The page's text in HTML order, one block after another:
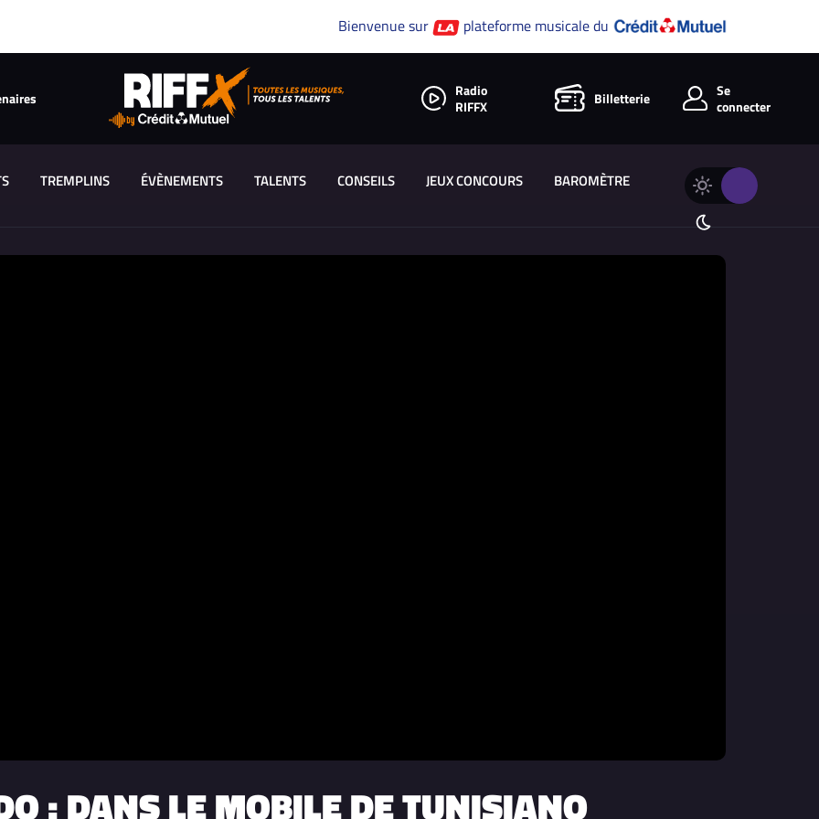
Bienvenue sur plateforme musicale du
Radio
RIFFX
Billetterie
Se
connecter
TREMPLINS ÉVÈNEMENTS TALENTS CONSEILS JEUX CONCOURS BAROMÈTRE
Changer
thème
Thème
sombre
: DANS LE MOBILE DE TUNISIANO